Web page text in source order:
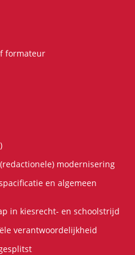
formateur
modernisering
en algemeen
in kiesrecht- en schoolstrijd
verantwoordelijkheid